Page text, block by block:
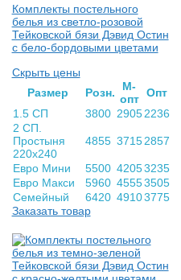
Комплекты постельного
белья из светло-розовой
Тейковской бязи Дэвид Остин
с бело-бордовыми цветами
Скрыть цены
Раз­мер
Розн.
М-
опт Опт
1.5 СП
3800 2905 2236
2 СП.
Простыня
220х240
4855 3715 2857
Евро Мини 5500 42053235
Евро Макси
5960 45553505
Семейный
6420 49103775
Заказать товар